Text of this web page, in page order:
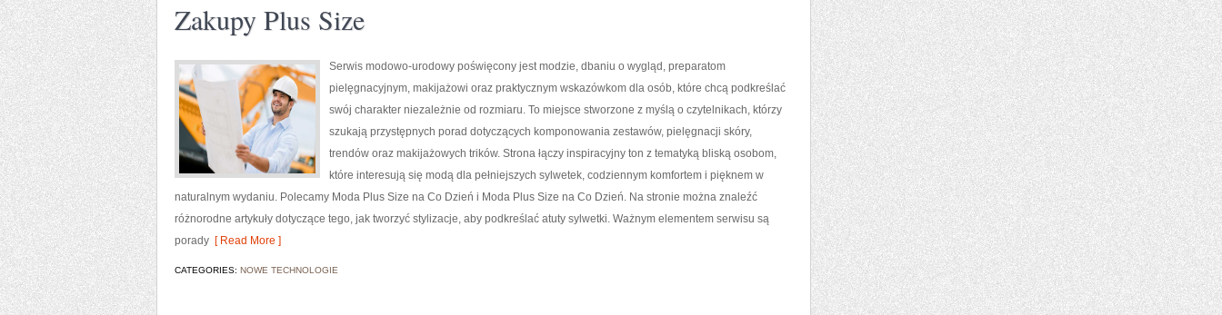
Zakupy Plus Size
Serwis modowo-urodowy poświęcony jest modzie, dbaniu o wygląd, preparatom
pielęgnacyjnym, makijażowi oraz praktycznym wskazówkom dla osób, które chcą podkreślać
swój charakter niezależnie od rozmiaru. To miejsce stworzone z myślą o czytelnikach, którzy
szukają przystępnych porad dotyczących komponowania zestawów, pielęgnacji skóry,
trendów oraz makijażowych trików. Strona łączy inspiracyjny ton z tematyką bliską osobom,
które interesują się modą dla pełniejszych sylwetek, codziennym komfortem i pięknem w
naturalnym wydaniu. Polecamy Moda Plus Size na Co Dzień i Moda Plus Size na Co Dzień. Na stronie można znaleźć
różnorodne artykuły dotyczące tego, jak tworzyć stylizacje, aby podkreślać atuty sylwetki. Ważnym elementem serwisu są
porady [ Read More ]
CATEGORIES: NOWE TECHNOLOGIE